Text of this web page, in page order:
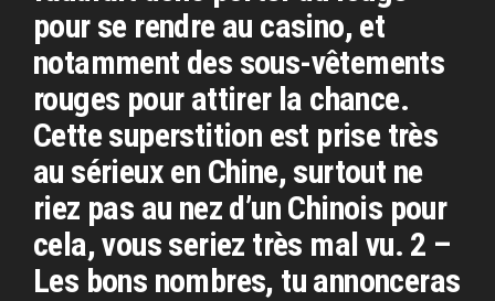
pour se rendre au casino, et
notamment des sous-vêtements
rouges pour attirer la chance.
Cette superstition est prise très
au sérieux en Chine, surtout ne
riez pas au nez d’un Chinois pour
cela, vous seriez très mal vu. 2 –
Les bons nombres, tu annonceras